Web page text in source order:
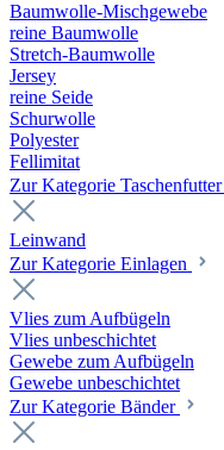
Baumwolle-Mischgewebe
reine Baumwolle
Stretch-Baumwolle
Jersey
reine Seide
Schurwolle
Polyester
Fellimitat
Zur Kategorie Taschenfutter
Leinwand
Zur Kategorie Einlagen
Vlies zum Aufbügeln
Vlies unbeschichtet
Gewebe zum Aufbügeln
Gewebe unbeschichtet
Zur Kategorie Bänder